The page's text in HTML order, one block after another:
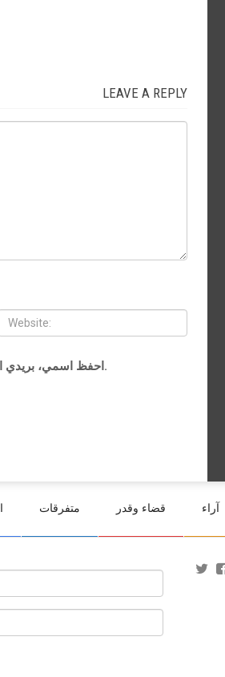
LEAVE A REPLY
احفظ اسمي، بريدي الإلكتروني، والموقع الإلكتروني في هذا المتصفح لاستخدامها المرة المقبلة في تعليقي.
آراء قضاء وقدر متفرقات